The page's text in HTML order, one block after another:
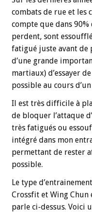
combats de rue et les
compte que dans
perdent, sont
fatigué juste avant de
d’une grande
martiaux) d’essayer
possible au cours
Il est très difficile à
de bloquer l’attaque
très fatigués ou
intégré dans mon
permettant de rester
possible.
Le type
Crossfit et Wing Chun
parle ci-dessus. Voici